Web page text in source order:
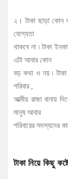
২। টাকা ছাড়া কোন
যোগ্যতা
থাকবে না ৷ টাকা
এটা আবার কোন
বড় কথা ও নয় ৷ টাকা
পরিবার ,
আত্মীয় রাজা বানায়
মানুষ আবার
পরিবারের সদস্যদের
টাকা নিয়ে কিছু